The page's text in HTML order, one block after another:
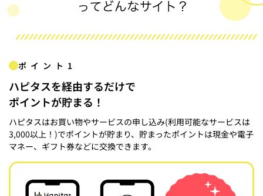
ポイント1
ハピタスを経由するだけで
ポイントが貯まる！
ハピタスはお買い物やサービスの申し込み(利用可能なサービスは
3,000以上！)でポイントが貯まり、貯まったポイントは現金や電子
マネー、ギフト券などに交換できます。